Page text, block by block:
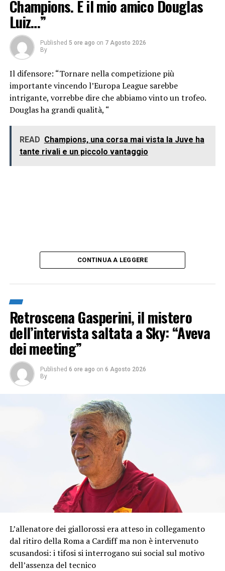
Champions. E il mio amico Douglas
Luiz…”
Published 5 ore ago on 7 Agosto 2026
By
Il difensore: “Tornare nella competizione più
importante vincendo l’Europa League sarebbe
intrigante, vorrebbe dire che abbiamo vinto un trofeo.
Douglas ha grandi qualità, “
READ Champions, una corsa mai vista la Juve ha
tante rivali e un piccolo vantaggio
CONTINUA A LEGGERE
Retroscena Gasperini, il mistero
dell’intervista saltata a Sky: “Aveva
dei meeting”
Published 6 ore ago on 6 Agosto 2026
By
L’allenatore dei giallorossi era atteso in collegamento
dal ritiro della Roma a Cardiff ma non è intervenuto
scusandosi: i tifosi si interrogano sui social sul motivo
dell’assenza del tecnico